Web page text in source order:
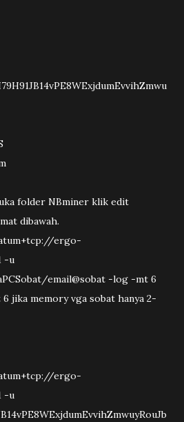
folder NBminer klik edit
dibawah.
ergo-
-u
email@sobat -log -mt 6
jika memory vga sobat hanya 2-
ergo-
-u